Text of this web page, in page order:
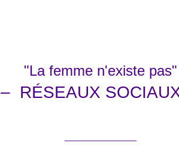
"La femme n'existe pas"
– RÉSEAUX